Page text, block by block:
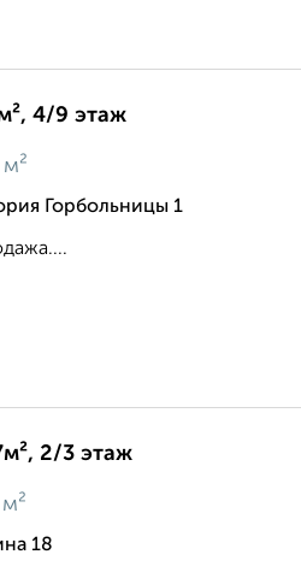
4/9 этаж
м²
Горбольницы 1
2/3 этаж
18